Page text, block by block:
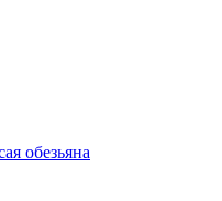
обезьяна